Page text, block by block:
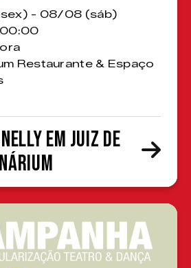
- 08/08 (sáb)
Restaurante & Espaço
em Juiz de